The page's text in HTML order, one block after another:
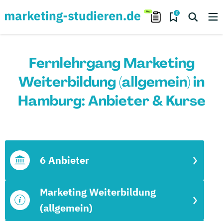
0
Fernlehrgang Marketing
Weiterbildung (allgemein) in
Hamburg: Anbieter & Kurse
Marketing Weiterbildung
(allgemein)
6 Anbieter